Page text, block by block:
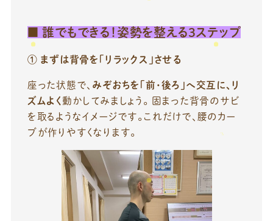
■誰でもできる！姿勢を整える3ステップ
① まずは背骨を「リラックス」させる
座った状態で、 みぞおちを「前・後ろ」へ交互に、リ
ズムよく動かしてみましょう。 固まった背骨のサビ
を取るようなイメージです。これだけで、腰のカー
ブが作りやすくなります。